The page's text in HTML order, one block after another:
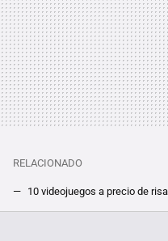
RELACIONADO